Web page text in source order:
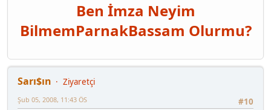
Ben İmza Neyim
BilmemParnakBassam Olurmu?
Sarı$ın
Ziyaretçi
#10
Şub 05, 2008, 11:43 ÖS